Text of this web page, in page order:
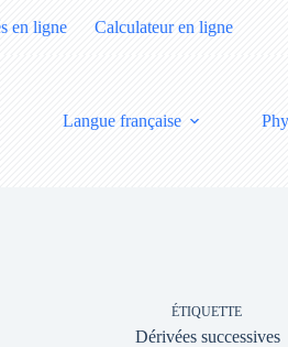
en ligne Calculateur en ligne
Langue française
ÉTIQUETTE
Dérivées successives